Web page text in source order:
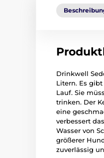
Drinkwell
Litern. Es
Lauf. Sie
trinken. Der
eine
verbessert
Wasser von
größerer
zuverlässig